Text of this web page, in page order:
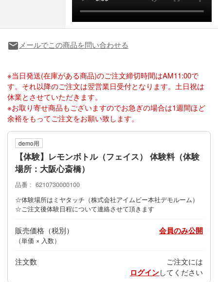
local_post_officeメールでこの商品を問い合わせる
※当日発送(在庫がある商品)のご注文締切時間はAM11:00で
す。それ以降のご注文は翌営業日受付となります。土日祝は
休業とさせていただきます。
※お取り寄せ商品もございますのでお急ぎの場合は1週間ほど
余裕をもってご注文をお願い致します。
demo用
【体験】レモンボトル（フェイス） 体験料（体験
場所：大阪心斎橋）
品番
6210730000100
☆体験場所はミヤタッチ（株式会社アイムビー本社デモルーム）
☆ご注文後体験日程について連絡させて頂きます
販売価格
（単価 × 入数）
会員のみ公開
注文数 ご注文には
ログインしてください